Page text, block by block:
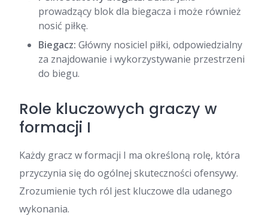
prowadzący blok dla biegacza i może również
nosić piłkę.
Biegacz: Główny nosiciel piłki, odpowiedzialny
za znajdowanie i wykorzystywanie przestrzeni
do biegu.
Role kluczowych graczy w
formacji I
Każdy gracz w formacji I ma określoną rolę, która
przyczynia się do ogólnej skuteczności ofensywy.
Zrozumienie tych ról jest kluczowe dla udanego
wykonania.